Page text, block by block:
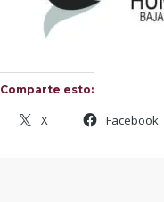
Comparte esto:
X Facebook